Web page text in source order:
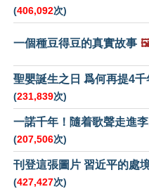
(406,092次)
一個種豆得豆的真實故事
聖嬰誕生之日 爲何再提4
(231,839次)
一諾千年！隨着歌聲走進
(207,506次)
刊登這張圖片 習近平的處
(427,427次)